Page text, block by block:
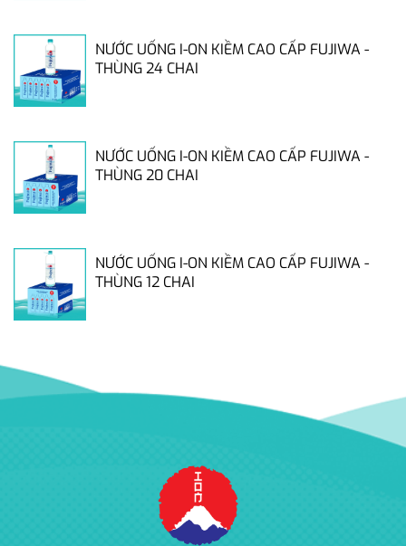
NƯỚC UỐNG I-ON KIỀM CAO CẤP FUJIWA -
THÙNG 24 CHAI
NƯỚC UỐNG I-ON KIỀM CAO CẤP FUJIWA -
THÙNG 20 CHAI
NƯỚC UỐNG I-ON KIỀM CAO CẤP FUJIWA -
THÙNG 12 CHAI